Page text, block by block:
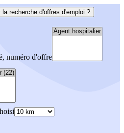
la recherche d'offres d'emploi ?
numéro d'offre